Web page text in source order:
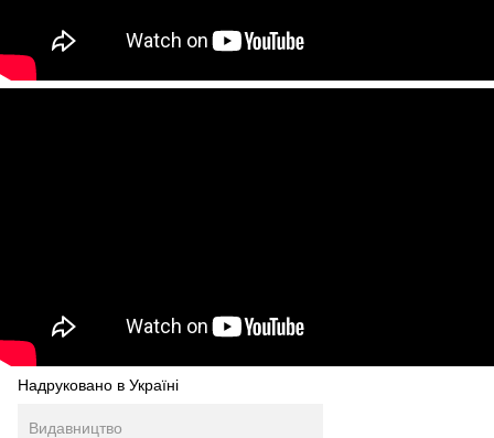
Надруковано в Україні
Видавництво